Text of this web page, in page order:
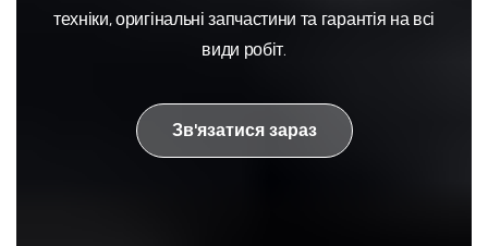
техніки, оригінальні запчастини та гарантія на всі
види робіт.
Зв'язатися зараз